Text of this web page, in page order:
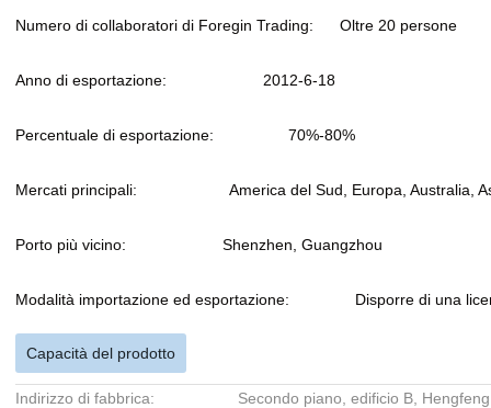
Numero di collaboratori di Foregin Trading: Oltre 20 persone
Anno di esportazione: 2012-6-18
Percentuale di esportazione: 70%-80%
Mercati principali: America del Sud, Europa, Australia,
Porto più vicino: Shenzhen, Guangzhou
Modalità importazione ed esportazione: Disporre di una
Capacità del prodotto
Indirizzo di fabbrica: Secondo piano, edificio B, Hengfeng